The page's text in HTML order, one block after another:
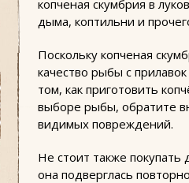
копченая скумбрия в
дыма, коптильни и
Поскольку копченая
качество рыбы с
том, как приготовить
выборе рыбы, обратите
видимых повреждений.
Не стоит также
она подверглась